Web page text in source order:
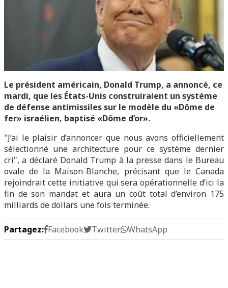
Le président américain, Donald Trump, a annoncé, ce
mardi, que les États-Unis construiraient un système
de défense antimissiles sur le modèle du «Dôme de
fer» israélien, baptisé «Dôme d’or».
"J’ai le plaisir d’annoncer que nous avons officiellement
sélectionné une architecture pour ce système dernier
cri", a déclaré Donald Trump à la presse dans le Bureau
ovale de la Maison-Blanche, précisant que le Canada
rejoindrait cette initiative qui sera opérationnelle d’ici la
fin de son mandat et aura un coût total d’environ 175
milliards de dollars une fois terminée.
Partagez: Facebook Twitter WhatsApp